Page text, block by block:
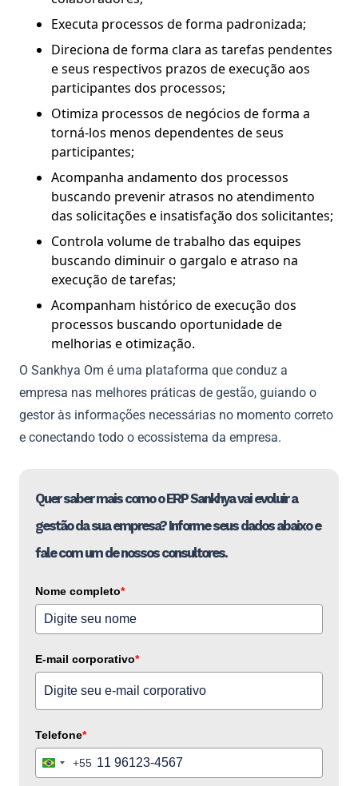
Executa processos de forma padronizada;
Direciona de forma clara as tarefas pendentes
e seus respectivos prazos de execução aos
participantes dos processos;
Otimiza processos de negócios de forma a
torná-los menos dependentes de seus
participantes;
Acompanha andamento dos processos
buscando prevenir atrasos no atendimento
das solicitações e insatisfação dos solicitantes;
Controla volume de trabalho das equipes
buscando diminuir o gargalo e atraso na
execução de tarefas;
Acompanham histórico de execução dos
processos buscando oportunidade de
melhorias e otimização.
O Sankhya Om é uma plataforma que conduz a
empresa nas melhores práticas de gestão, guiando o
gestor às informações necessárias no momento correto
e conectando todo o ecossistema da empresa.
Quer saber mais como o ERP Sankhya vai evoluir a
gestão da sua empresa? Informe seus dados abaixo e
fale com um de nossos consultores.
Nome completo*
E-mail corporativo*
Telefone*
Brazil+55